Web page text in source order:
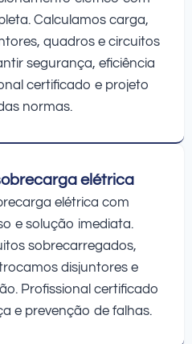
Calculamos carga,
quadros e circuitos
segurança, eficiência
certificado e projeto
normas.
elétrica
elétrica com
e solução imediata.
sobrecarregados,
disjuntores e
Profissional certificado
e prevenção de falhas.